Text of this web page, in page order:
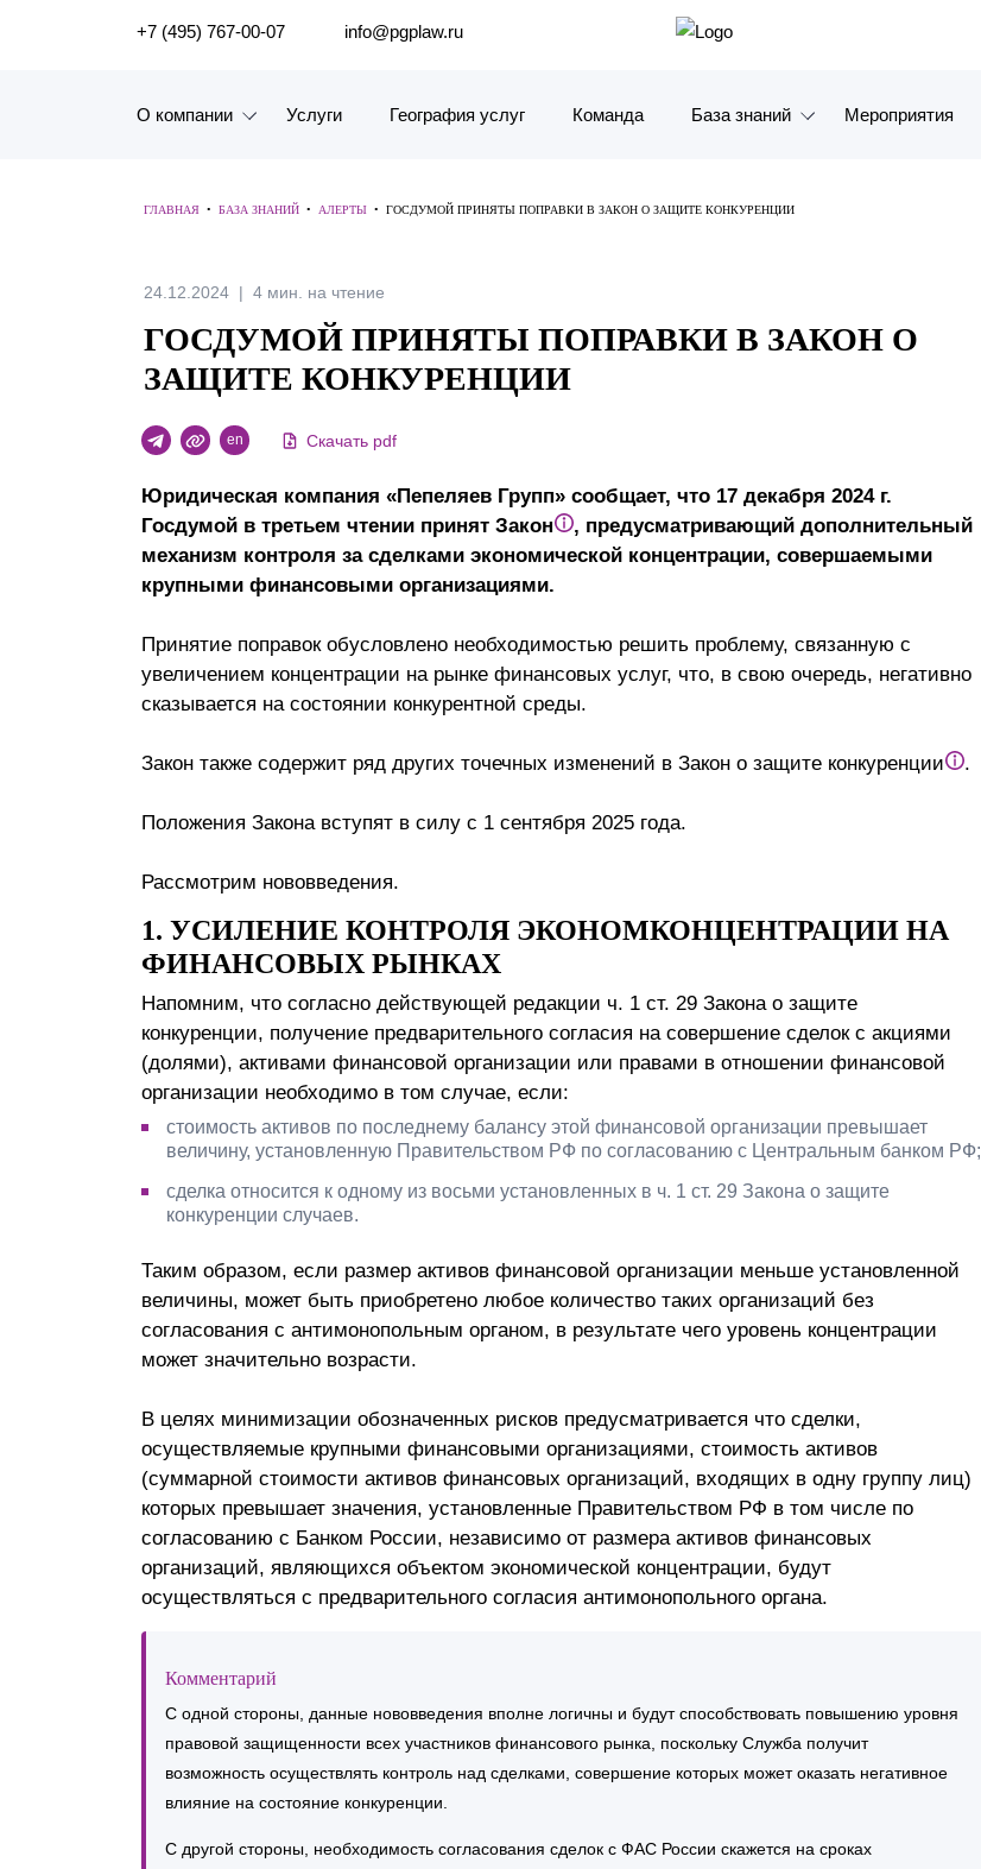
ПОИСК ПО САЙТУ
+7 (495) 767-00-07 info@pgplaw.ru
О компании
Наш опыт
Рейтинги, Награды, Цифры
Карьера
История компании
Почему «Пепеляев Групп»?
Партнера
Социальная
Услуги География услуг Команда База знаний
Видео
Антикризисный инфопортал
Презентации экспертов
Мероприятия
ГЛАВНАЯ • БАЗА ЗНАНИЙ • АЛЕРТЫ • ГОСДУМОЙ ПРИНЯТЫ ПОПРАВКИ В ЗАКОН О ЗАЩИТЕ КОНКУРЕНЦИИ
24.12.2024 4 мин. на чтение
ГОСДУМОЙ ПРИНЯТЫ ПОПРАВКИ В ЗАКОН О
ЗАЩИТЕ КОНКУРЕНЦИИ
en Скачать pdf
Юридическая компания «Пепеляев Групп» сообщает, что 17 декабря 2024 г.
Госдумой в третьем чтении принят Закон
, предусматривающий дополнительный
механизм контроля за сделками экономической концентрации, совершаемыми
крупными финансовыми организациями.
Принятие поправок обусловлено необходимостью решить проблему, связанную с
увеличением концентрации на рынке финансовых услуг, что, в свою очередь, негативно
сказывается на состоянии конкурентной среды.
Закон также содержит ряд других точечных изменений в Закон о защите конкуренции .
Положения Закона вступят в силу с 1 сентября 2025 года.
Рассмотрим нововведения.
1. УСИЛЕНИЕ КОНТРОЛЯ ЭКОНОМКОНЦЕНТРАЦИИ НА
ФИНАНСОВЫХ РЫНКАХ
Напомним, что согласно действующей редакции ч. 1 ст. 29 Закона о защите
конкуренции, получение предварительного согласия на совершение сделок с акциями
(долями), активами финансовой организации или правами в отношении финансовой
организации необходимо в том случае, если:
стоимость активов по последнему балансу этой финансовой организации превышает
величину, установленную Правительством РФ по согласованию с Центральным банком РФ;
сделка относится к одному из восьми установленных в ч. 1 ст. 29 Закона о защите
конкуренции случаев.
Таким образом, если размер активов финансовой организации меньше установленной
величины, может быть приобретено любое количество таких организаций без
согласования с антимонопольным органом, в результате чего уровень концентрации
может значительно возрасти.
В целях минимизации обозначенных рисков предусматривается что сделки,
осуществляемые крупными финансовыми организациями, стоимость активов
(суммарной стоимости активов финансовых организаций, входящих в одну группу лиц)
которых превышает значения, установленные Правительством РФ в том числе по
согласованию с Банком России, независимо от размера активов финансовых
организаций, являющихся объектом экономической концентрации, будут
осуществляться с предварительного согласия антимонопольного органа.
Комментарий
С одной стороны, данные нововведения вполне логичны и будут способствовать повышению уровня
правовой защищенности всех участников финансового рынка, поскольку Служба получит
возможность осуществлять контроль над сделками, совершение которых может оказать негативное
влияние на состояние конкуренции.
С другой стороны, необходимость согласования сделок с ФАС России скажется на сроках